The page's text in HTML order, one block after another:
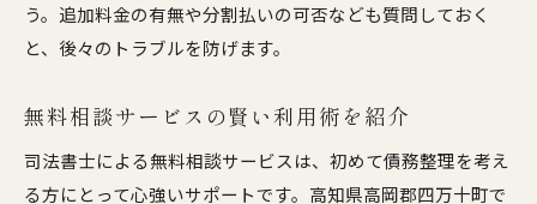
う。追加料金の有無や分割払いの可否なども質問しておく
と、後々のトラブルを防げます。
無料相談サービスの賢い利用術を紹介
司法書士による無料相談サービスは、初めて債務整理を考え
る方にとって心強いサポートです。高知県高岡郡四万十町で